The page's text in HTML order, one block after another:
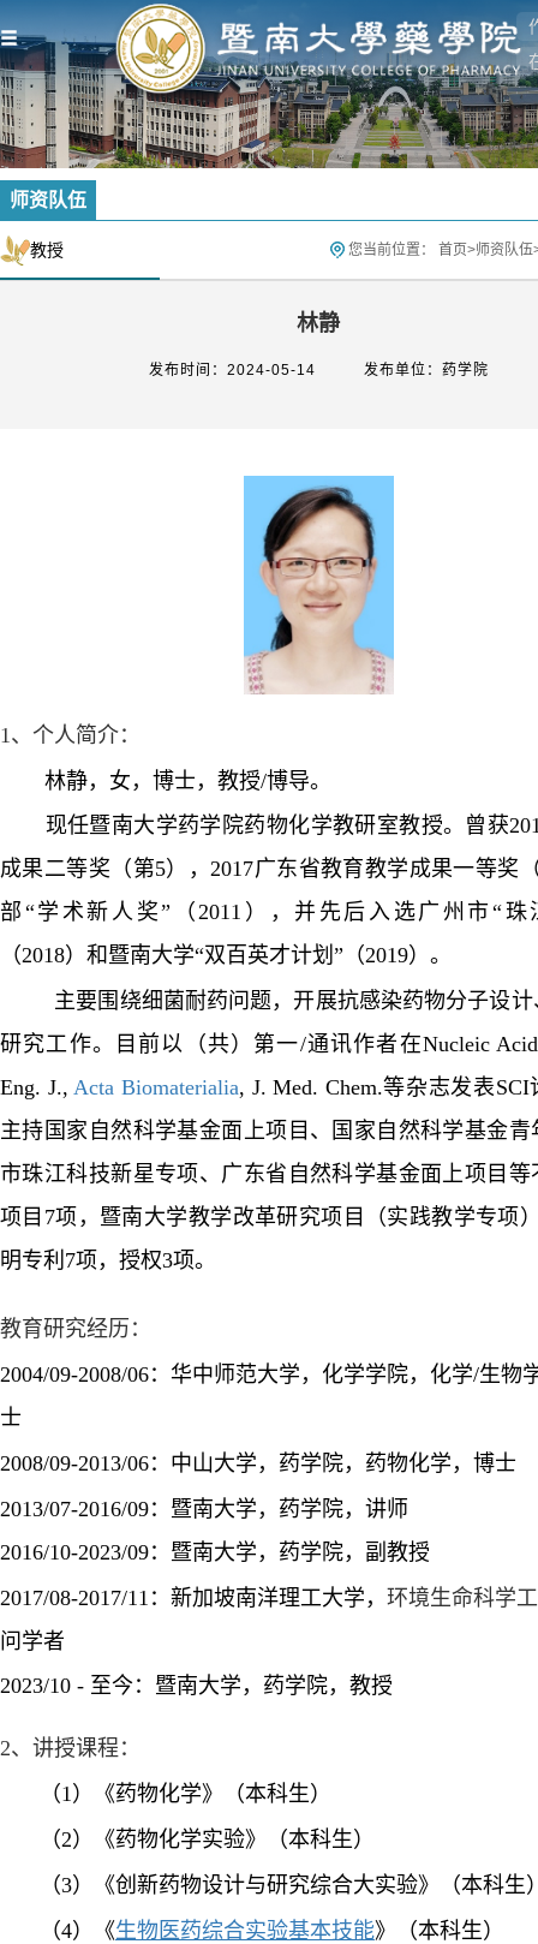
师资队伍
教授 您当前位置： 首页>师资队伍
林静
发布时间：2024-05-14 发布单位：药学院
1 、个人简介：
林静，女，博士，教授/博导。
现任暨南大学药学院药物化学教研室教授。曾获
成果二等奖（第5），2017广东省教育教学成果一等奖
部“学术新人奖”（2011 ），并先后入选广州市“珠
（2018）和暨南大学“双百英才计划”（2019）。
主要围绕细菌耐药问题，开展抗感染药物分子设
研究工作。目前以（共）第一/通讯作者在Nucleic
Eng. J.,Acta Biomaterialia, J. Med. Chem.等杂志发表SCI
主持国家自然科学基金面上项目、国家自然科学基金青
市珠江科技新星专项、广东省自然科学基金面上项目等
项目 7项，暨南大学教学改革研究项目（实践教学专项
明专利 7项，授权3项。
教育研究经历：
2004/09-2008/06：华中师范大学，化学学院，化学/生物
士
2008/09-2013/06：中山大学，药学院，药物化学，博士
2013/07-2016/09：暨南大学，药学院，讲师
2016/10-2023/09：暨南大学，药学院，副教授
2017/08-2017/11 ：新加坡南洋理工大学， 环境生命科学
问学者
2023/10 - 至今：暨南大学，药学院，教授
2、讲授课程：
（1）《药物化学》（本科生）
（2）《药物化学实验》（本科生）
（3）《创新药物设计与研究综合大实验》（本科生
（4）《生物医药综合实验基本技能》（本科生）